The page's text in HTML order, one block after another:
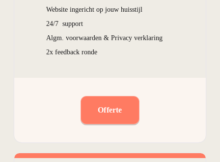
Website ingericht op jouw huisstijl
24/7 support
Algm. voorwaarden & Privacy verklaring
2x feedback ronde
Offerte